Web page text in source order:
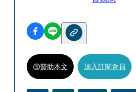
贊助本文 加入訂閱會員